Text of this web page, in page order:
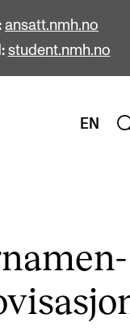
ansatt.nmh.no
student.nmh.no
EN